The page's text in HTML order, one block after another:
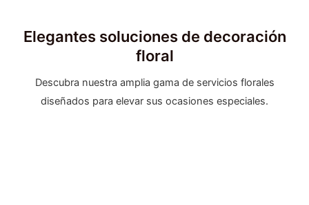
Elegantes soluciones de decoración
floral
Descubra nuestra amplia gama de servicios florales
diseñados para elevar sus ocasiones especiales.